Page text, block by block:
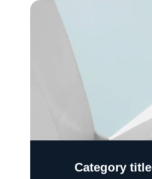
Category title